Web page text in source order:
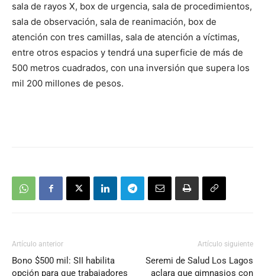
sala de rayos X, box de urgencia, sala de procedimientos,
sala de observación, sala de reanimación, box de
atención con tres camillas, sala de atención a víctimas,
entre otros espacios y tendrá una superficie de más de
500 metros cuadrados, con una inversión que supera los
mil 200 millones de pesos.
Artículo anterior
Bono $500 mil: SII habilita
opción para que trabajadores
Artículo siguiente
Seremi de Salud Los Lagos
aclara que gimnasios con